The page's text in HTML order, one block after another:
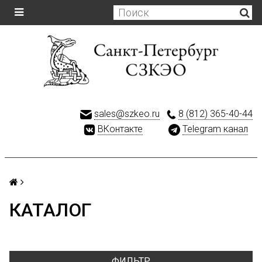
sales@szkeo.ru
8 (812) 365-40-44
ВКонтакте
Telegram канал
КАТАЛОГ